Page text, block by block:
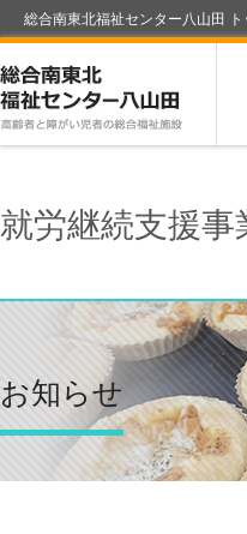
総合南東北福祉センター八山田
就労継続支援
お知らせ